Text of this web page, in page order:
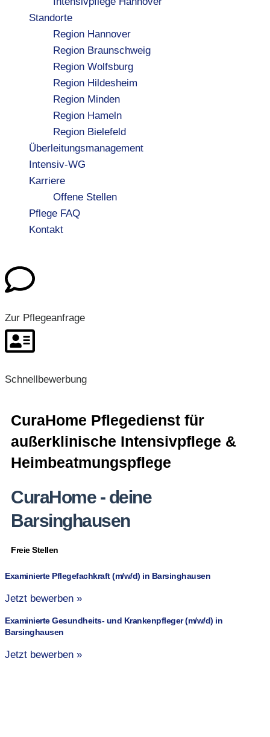
Standorte
Region Hannover
Region Braunschweig
Region Wolfsburg
Region Hildesheim
Region Minden
Region Hameln
Region Bielefeld
Überleitungsmanagement
Intensiv-WG
Karriere
Offene Stellen
Pflege FAQ
Kontakt
Zur Pflegeanfrage
Schnellbewerbung
CuraHome Pflegedienst für
außerklinische Intensivpflege &
Heimbeatmungspflege
CuraHome - deine
Barsinghausen
Freie Stellen
Examinierte Pflegefachkraft (m/w/d) in Barsinghausen
Jetzt bewerben »
Examinierte Gesundheits- und Krankenpfleger (m/w/d) in
Barsinghausen
Jetzt bewerben »